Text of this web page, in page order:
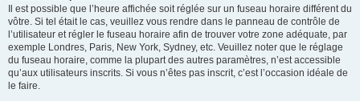
Il est possible que l’heure affichée soit réglée sur un fuseau horaire différent du
vôtre. Si tel était le cas, veuillez vous rendre dans le panneau de contrôle de
l’utilisateur et régler le fuseau horaire afin de trouver votre zone adéquate, par
exemple Londres, Paris, New York, Sydney, etc. Veuillez noter que le réglage
du fuseau horaire, comme la plupart des autres paramètres, n’est accessible
qu’aux utilisateurs inscrits. Si vous n’êtes pas inscrit, c’est l’occasion idéale de
le faire.